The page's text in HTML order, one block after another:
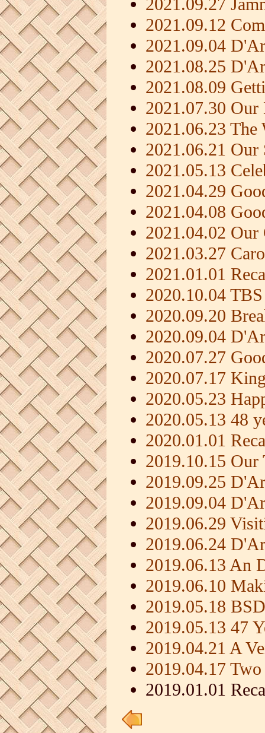
2021.09.27
2021.09.12
2021.09.04
2021.08.25
2021.08.09
2021.07.30 Our
2021.06.23
2021.06.21 Our
2021.05.13
2021.04.29
2021.04.08
2021.04.02 Our
2021.03.27
2021.01.01
2020.10.04
2020.09.20
2020.09.04
2020.07.27
2020.07.17
2020.05.23
2020.05.13 48
2020.01.01
2019.10.15
2019.09.25
2019.09.04
2019.06.29
2019.06.24
2019.06.13 An
2019.06.10
2019.05.18
2019.05.13 47
2019.04.21 A
2019.04.17
2019.01.01